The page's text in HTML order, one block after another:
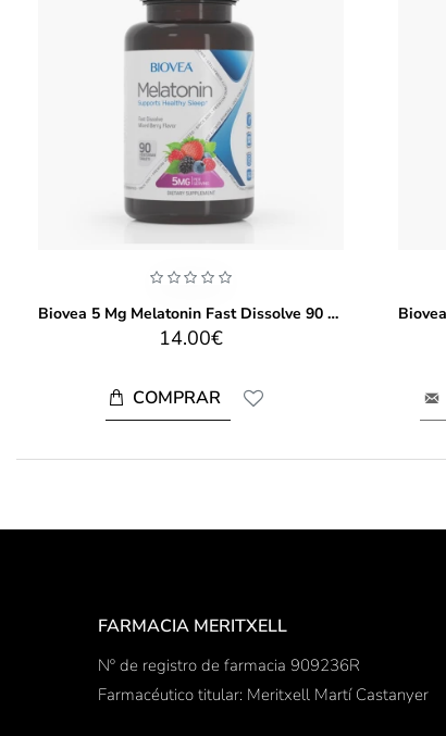
Biovea 5 Mg Melatonin Fast Dissolve 90 tablets
14.00€
COMPRAR
FARMACIA MERITXELL
Nº de registro de farmacia 909236R
Farmacéutico titular: Meritxell Martí Castanyer